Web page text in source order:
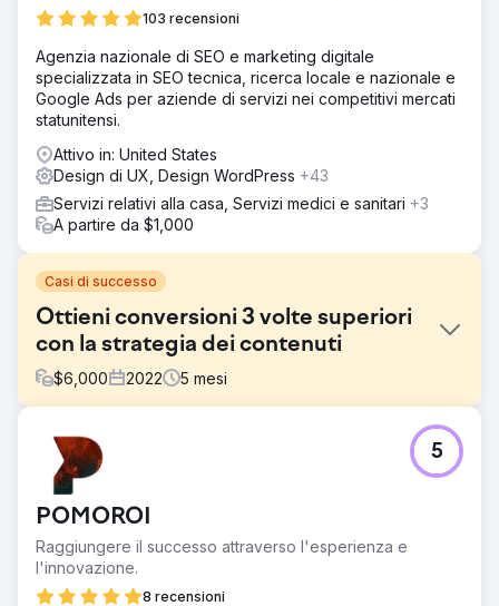
103 recensioni
Agenzia nazionale di SEO e marketing digitale
specializzata in SEO tecnica, ricerca locale e nazionale e
Google Ads per aziende di servizi nei competitivi mercati
statunitensi.
Attivo in: United States
Design di UX, Design WordPress +43
Servizi relativi alla casa, Servizi medici e sanitari +3
A partire da $1,000
Casi di successo
Ottieni conversioni 3 volte superiori
con la strategia dei contenuti
$6,000 2022 5 mesi
Sfida
Una startup SaaS nel settore delle risorse umane aveva
un sito web moderno, ma non attirava lead. Il blog era
carente di struttura, non si posizionava correttamente per
i termini pertinenti e c'era poca visibilità organica per
funzionalità chiave o casi d'uso.
Soluzione
Abbiamo sviluppato una strategia di contenuti mirata,
POMOROI
Raggiungere il successo attraverso l'esperienza e
l'innovazione.
8 recensioni
5